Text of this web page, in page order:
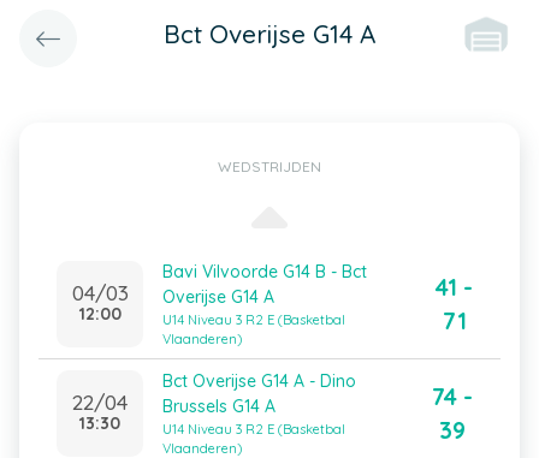
Bct Overijse G14 A
WEDSTRIJDEN
04/03
12:00
Bavi Vilvoorde G14 B - Bct
Overijse G14 A
U14 Niveau 3 R2 E (Basketbal
Vlaanderen)
41 -
71
22/04
13:30
Bct Overijse G14 A - Dino
Brussels G14 A
U14 Niveau 3 R2 E (Basketbal
Vlaanderen)
74 -
39